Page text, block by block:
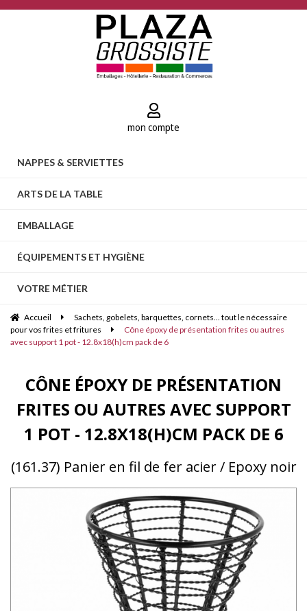
mon compte
NAPPES & SERVIETTES
ARTS DE LA TABLE
EMBALLAGE
ÉQUIPEMENTS ET HYGIÈNE
VOTRE MÉTIER
Accueil
Sachets, gobelets, barquettes, cornets... tout le nécessaire
pour vos frites et fritures
Cône époxy de présentation frites ou autres
avec support 1 pot - 12.8x18(h)cm pack de 6
CÔNE ÉPOXY DE PRÉSENTATION
FRITES OU AUTRES AVEC SUPPORT
1 POT - 12.8X18(H)CM PACK DE 6
(161.37) Panier en fil de fer acier / Epoxy noir